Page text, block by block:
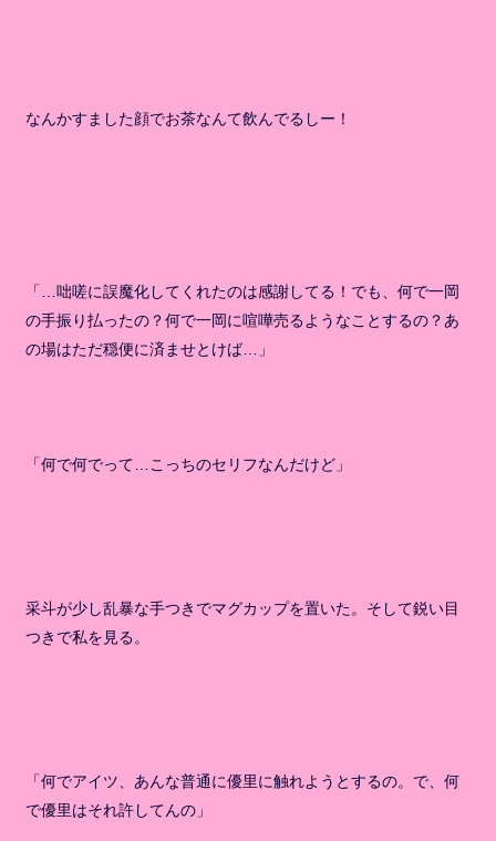
なんかすました顔でお茶なんて飲んでるしー！
「…咄嗟に誤魔化してくれたのは感謝してる！でも、何で一岡
の手振り払ったの？何で一岡に喧嘩売るようなことするの？あ
の場はただ穏便に済ませとけば…」
「何で何でって…こっちのセリフなんだけど」
采斗が少し乱暴な手つきでマグカップを置いた。そして鋭い目
つきで私を見る。
「何でアイツ、あんな普通に優里に触れようとするの。で、何
で優里はそれ許してんの」